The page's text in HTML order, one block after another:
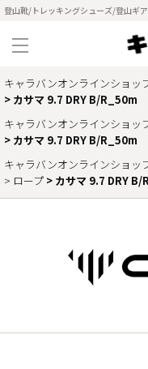
登山靴/トレッキングシューズ/登山ギ
キャラバンオンラインショッ
カサマ 9.7 DRY B/R_50m
キャラバンオンラインショッ
カサマ 9.7 DRY B/R_50m
キャラバンオンラインショッ
ロープ
カサマ 9.7 DRY B/